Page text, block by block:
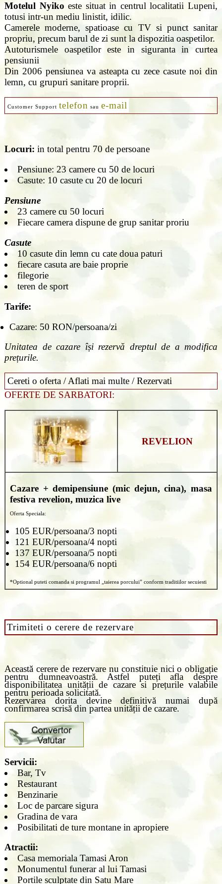
Motelul Nyiko este situat in centrul localitatii Lupeni,
totusi intr-un mediu linistit, idilic.
Camerele moderne, spatioase cu TV si punct sanitar
propriu, precum barul de zi sunt la dispozitia oaspetilor.
Autoturismele oaspetilor este in siguranta in curtea
pensiunii
Din 2006 pensiunea va asteapta cu zece casute noi din
lemn, cu grupuri sanitare proprii.
Customer Support telefon sau e-mail
Locuri: in total pentru 70 de persoane
Pensiune: 23 camere cu 50 de locuri
Casute: 10 casute cu 20 de locuri
Pensiune
23 camere cu 50 locuri
Fiecare camera dispune de grup sanitar proriu
Casute
10 casute din lemn cu cate doua paturi
fiecare casuta are baie proprie
filegorie
teren de sport
Tarife:
Cazare: 50 RON/persoana/zi
Unitatea de cazare își rezervă dreptul de a modifica
prețurile.
Cereti o oferta / Aflati mai multe / Rezervati
OFERTE DE SARBATORI:
REVELION
Cazare + demipensiune (mic dejun, cina), masa
festiva revelion, muzica live
Oferta Speciala:
105 EUR/persoana/3 nopti
121 EUR/persoana/4 nopti
137 EUR/persoana/5 nopti
154 EUR/persoana/6 nopti
*Optional puteti comanda si programul „taierea porcului” conform traditiilor secuiesti
Trimiteti o cerere de rezervare
Această cerere de rezervare nu constituie nici o obligație
pentru dumneavoastră. Astfel puteți afla despre
disponibilitatea unității de cazare si prețurile valabile
pentru perioada solicitată.
Rezervarea dorita devine definitivă numai după
confirmarea scrisă din partea unității de cazare.
Servicii:
Bar, Tv
Restaurant
Benzinarie
Loc de parcare sigura
Gradina de vara
Posibilitati de ture montane in apropiere
Atractii:
Casa memoriala Tamasi Aron
Monumentul funerar al lui Tamasi
Portile sculptate din Satu Mare